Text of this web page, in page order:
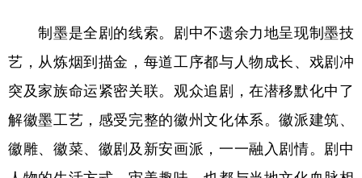
制墨是全剧的线索。剧中不遗余力地呈现制墨技
艺，从炼烟到描金，每道工序都与人物成长、戏剧冲
突及家族命运紧密关联。观众追剧，在潜移默化中了
解徽墨工艺，感受完整的徽州文化体系。徽派建筑、
徽雕、徽菜、徽剧及新安画派，一一融入剧情。剧中